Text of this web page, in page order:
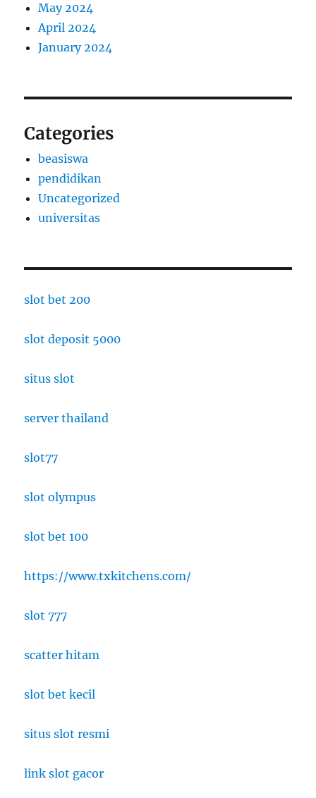
May 2024
April 2024
January 2024
Categories
beasiswa
pendidikan
Uncategorized
universitas
slot bet 200
slot deposit 5000
situs slot
server thailand
slot77
slot olympus
slot bet 100
https://www.txkitchens.com/
slot 777
scatter hitam
slot bet kecil
situs slot resmi
link slot gacor